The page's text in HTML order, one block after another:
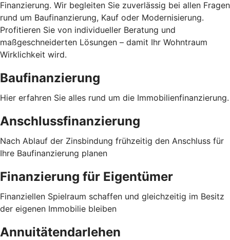
Finanzierung. Wir begleiten Sie zuverlässig bei allen Fragen
rund um Baufinanzierung, Kauf oder Modernisierung.
Profitieren Sie von individueller Beratung und
maßgeschneiderten Lösungen – damit Ihr Wohntraum
Wirklichkeit wird.
Baufinanzierung
Hier erfahren Sie alles rund um die Immobilienfinanzierung.
Anschlussfinanzierung
Nach Ablauf der Zinsbindung frühzeitig den Anschluss für
Ihre Baufinanzierung planen
Finanzierung für Eigentümer
Finanziellen Spielraum schaffen und gleichzeitig im Besitz
der eigenen Immobilie bleiben
Annuitätendarlehen